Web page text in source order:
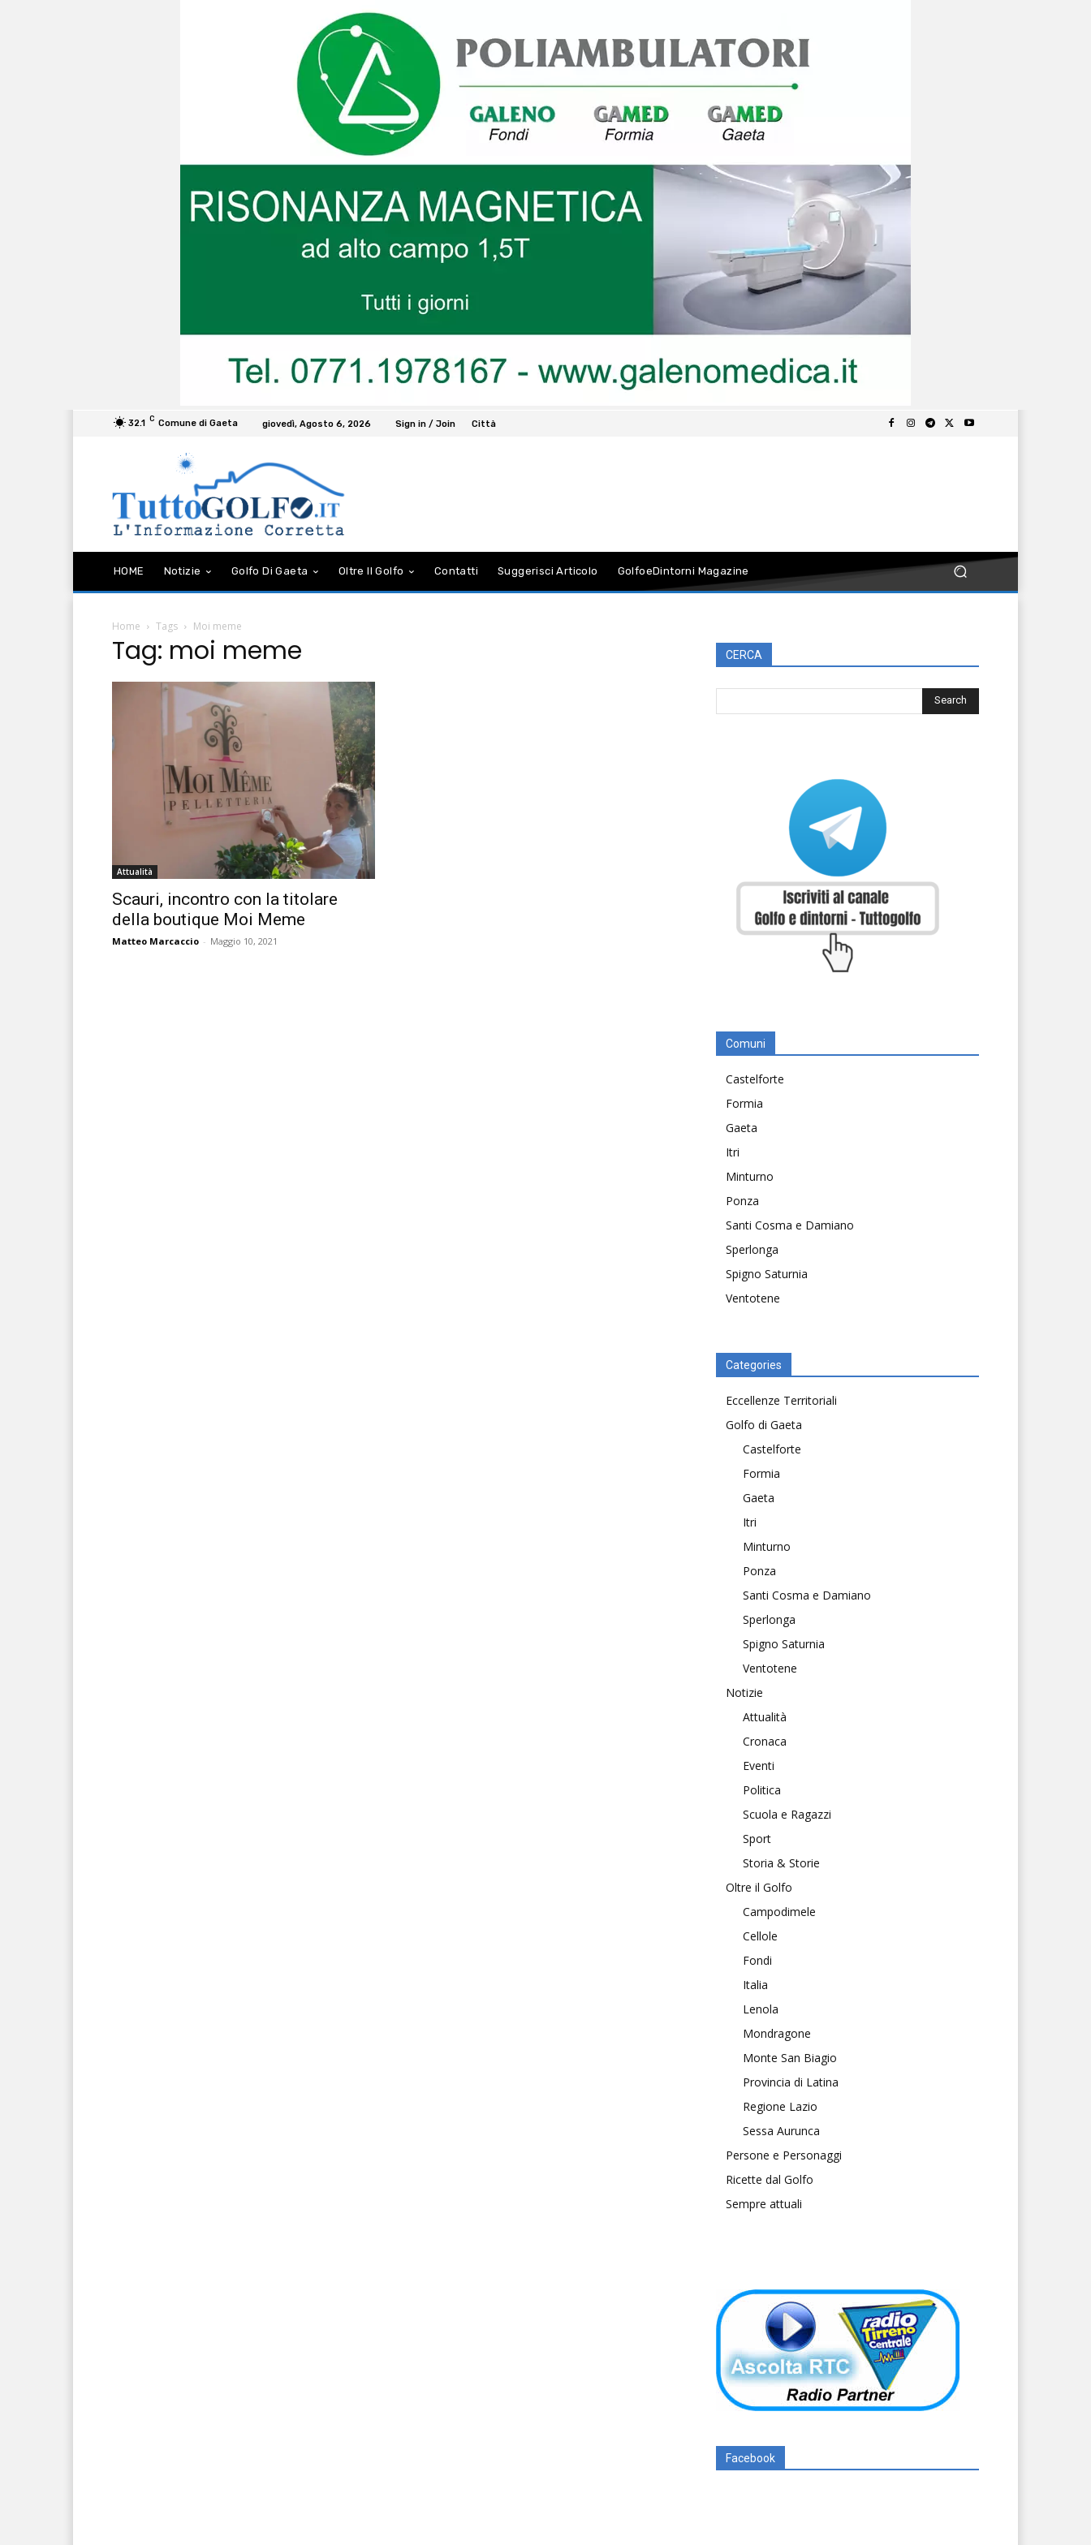
32.1 C Comune di Gaeta giovedì, Agosto 6, 2026 Sign in / Join Città
HOME Notizie Golfo Di Gaeta Oltre Il Golfo Contatti Suggerisci Articolo GolfoeDintorni Magazine
Home Tags Moi meme
Tag: moi meme
Attualità
Scauri, incontro con la titolare
della boutique Moi Meme
Matteo Marcaccio - Maggio 10, 2021
CERCA
Comuni
Castelforte
Formia
Gaeta
Itri
Minturno
Ponza
Santi Cosma e Damiano
Sperlonga
Spigno Saturnia
Ventotene
Categories
Eccellenze Territoriali
Golfo di Gaeta
Castelforte
Formia
Gaeta
Itri
Minturno
Ponza
Santi Cosma e Damiano
Sperlonga
Spigno Saturnia
Ventotene
Notizie
Attualità
Cronaca
Eventi
Politica
Scuola e Ragazzi
Sport
Storia & Storie
Oltre il Golfo
Campodimele
Cellole
Fondi
Italia
Lenola
Mondragone
Monte San Biagio
Provincia di Latina
Regione Lazio
Sessa Aurunca
Persone e Personaggi
Ricette dal Golfo
Sempre attuali
Facebook